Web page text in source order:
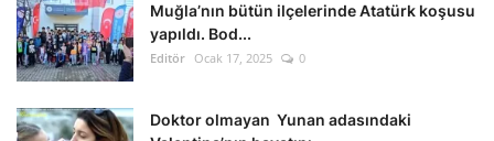
Muğla’nın bütün ilçelerinde Atatürk koşusu
yapıldı. Bod...
Editör Ocak 17, 2025 0
Doktor olmayan Yunan adasındaki